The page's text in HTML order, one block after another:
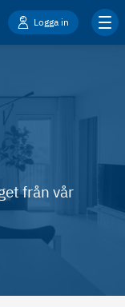
Logga in
från vår